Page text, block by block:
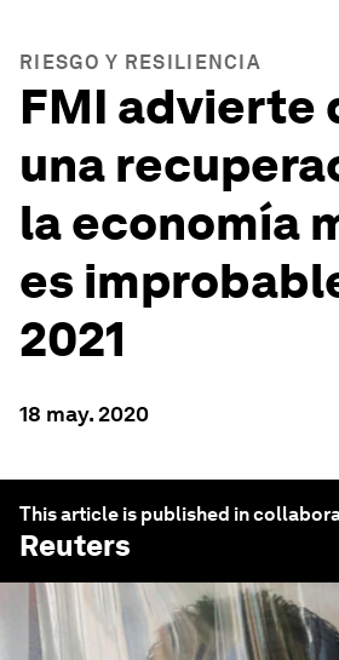
RIESGO Y RESILIENCIA
FMI advierte
una
la economía
es
2021
18 may. 2020
This article is published in
Reuters